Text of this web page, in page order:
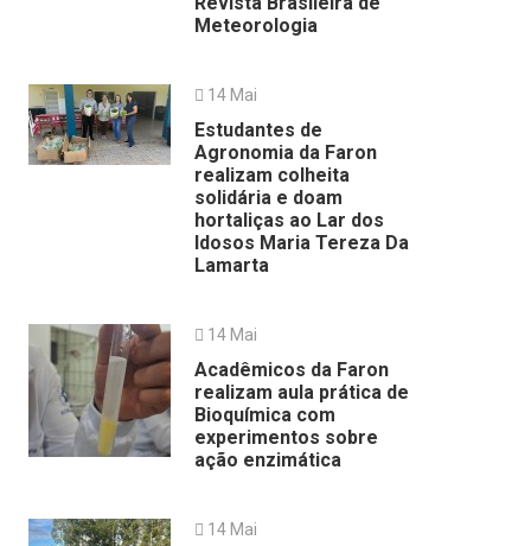
Meteorologia
14 Mai
Estudantes de
Agronomia da Faron
realizam colheita
solidária e doam
hortaliças ao Lar dos
Idosos Maria Tereza Da
Lamarta
14 Mai
Acadêmicos da Faron
realizam aula prática de
Bioquímica com
experimentos sobre
ação enzimática
14 Mai